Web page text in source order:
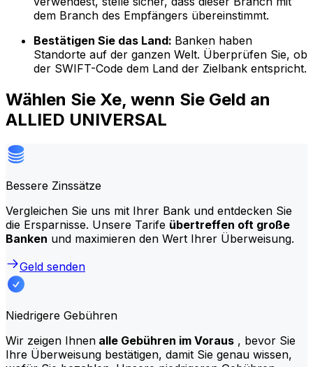
dem Branch des Empfängers übereinstimmt.
Bestätigen Sie das Land: Banken haben
Standorte auf der ganzen Welt. Überprüfen Sie, ob
der SWIFT-Code dem Land der Zielbank entspricht.
Wählen Sie Xe, wenn Sie Geld an
ALLIED UNIVERSAL
Bessere Zinssätze
Vergleichen Sie uns mit Ihrer Bank und entdecken Sie
die Ersparnisse. Unsere Tarife übertreffen oft große
Banken und maximieren den Wert Ihrer Überweisung.
Geld senden
Niedrigere Gebühren
Wir zeigen Ihnen alle Gebühren im Voraus , bevor Sie
Ihre Überweisung bestätigen, damit Sie genau wissen,